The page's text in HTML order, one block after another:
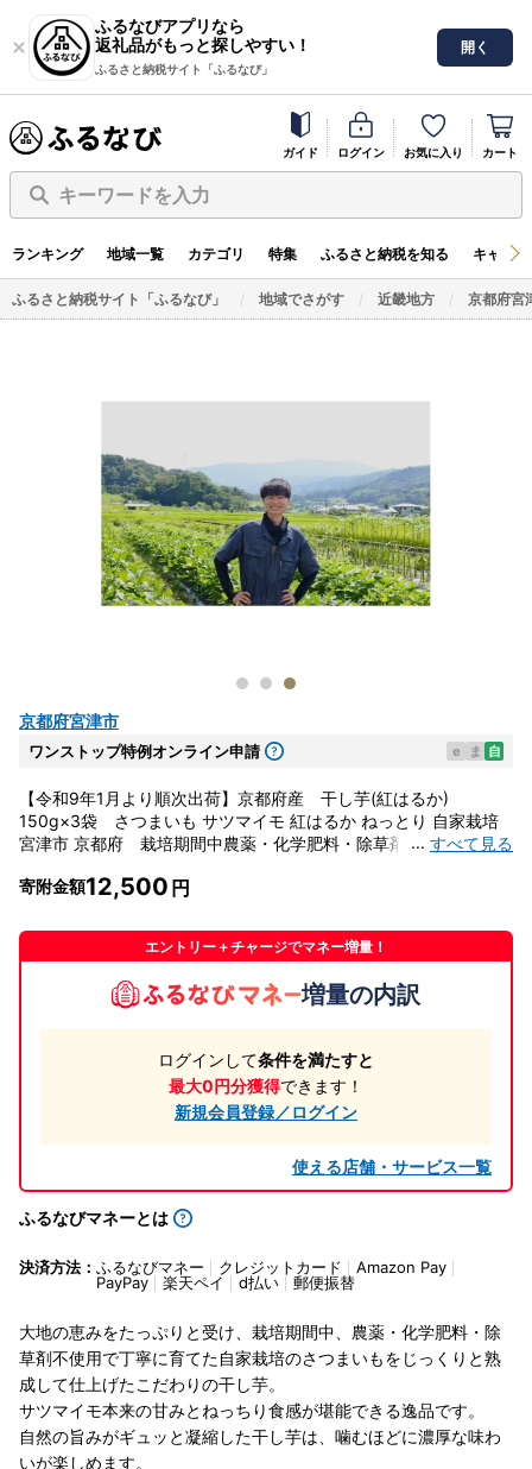
ふるなびアプリなら
返礼品がもっと探しやすい！
ふるさと納税サイト「ふるなび」
開く
ガイド ログイン お気に入り カート
キーワードを入力
ランキング 地域一覧 カテゴリ 特集 ふるさと納税を知る キャン
ふるさと納税サイト「ふるなび」 地域でさがす 近畿地方 京都府宮
京都府宮津市
ワンストップ特例オンライン申請 e ま 自
【令和9年1月より順次出荷】京都府産 干し芋(紅はるか)
150g×3袋 さつまいも サツマイモ 紅はるか ねっとり 自家栽培
宮津市 京都府 栽培期間中農薬・化学肥料・除草剤不使用 myz11
... すべて見る
寄附金額12,500
エントリー＋チャージでマネー増量！
増量の内訳
ログインして条件を満たすと
最大0円分獲得できます！
新規会員登録／ログイン
使える店舗・サービス一覧
ふるなびマネーとは
決済方法： ふるなびマネー クレジットカード
Amazon Pay
PayPay
楽天ペイ d払い 郵便振替
大地の恵みをたっぷりと受け、栽培期間中、農薬・化学肥料・除
草剤不使用で丁寧に育てた自家栽培のさつまいもをじっくりと熟
成して仕上げたこだわりの干し芋。
サツマイモ本来の甘みとねっちり食感が堪能できる逸品です。
自然の旨みがギュッと凝縮した干し芋は、噛むほどに濃厚な味わ
いが楽しめます。